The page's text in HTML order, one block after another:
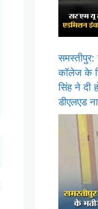
कॉलेज के
सिंह ने दी
डीएलएड